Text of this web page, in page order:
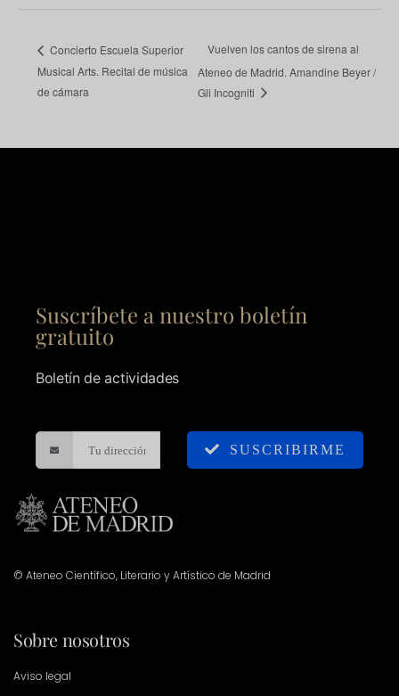
Concierto Escuela Superior
Musical Arts. Recital de música
de cámara
Vuelven los cantos de sirena al
Ateneo de Madrid. Amandine Beyer /
Gli Incogniti
Suscríbete a nuestro boletín
gratuito
Boletín de actividades
SUSCRIBIRME
© Ateneo Científico, Literario y Artístico de Madrid
Sobre nosotros
Aviso legal